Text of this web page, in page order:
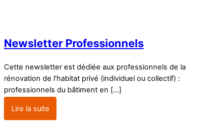
Newsletter Professionnels
Cette newsletter est dédiée aux professionnels de la
rénovation de l’habitat privé (individuel ou collectif) :
professionnels du bâtiment en […]
Lire la suite